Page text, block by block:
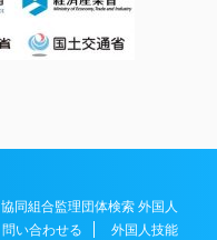
協同組合監理団体検索 外国人
問い合わせる
外国人技能